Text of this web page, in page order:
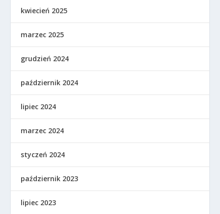
kwiecień 2025
marzec 2025
grudzień 2024
październik 2024
lipiec 2024
marzec 2024
styczeń 2024
październik 2023
lipiec 2023